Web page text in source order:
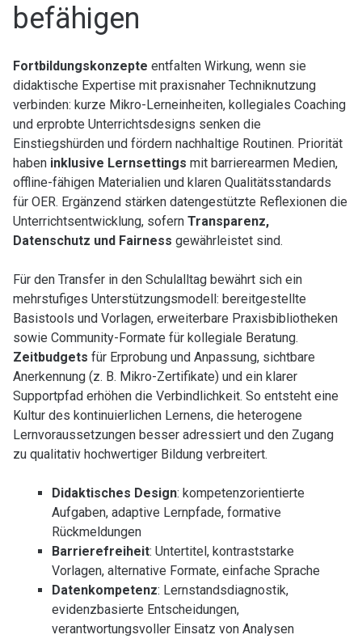
befähigen
Fortbildungskonzepte entfalten Wirkung, wenn sie
didaktische Expertise mit praxisnaher Techniknutzung
verbinden: kurze Mikro-Lerneinheiten, kollegiales Coaching
und erprobte Unterrichtsdesigns senken die
Einstiegshürden und fördern nachhaltige Routinen. Priorität
haben inklusive Lernsettings mit barrierearmen Medien,
offline-fähigen Materialien und klaren Qualitätsstandards
für OER. Ergänzend stärken datengestützte Reflexionen die
Unterrichtsentwicklung, sofern Transparenz,
Datenschutz und Fairness gewährleistet sind.
Für den Transfer in den Schulalltag bewährt sich ein
mehrstufiges Unterstützungsmodell: bereitgestellte
Basistools und Vorlagen, erweiterbare Praxisbibliotheken
sowie Community-Formate für kollegiale Beratung.
Zeitbudgets für Erprobung und Anpassung, sichtbare
Anerkennung (z. B. Mikro-Zertifikate) und ein klarer
Supportpfad erhöhen die Verbindlichkeit. So entsteht eine
Kultur des kontinuierlichen Lernens, die heterogene
Lernvoraussetzungen besser adressiert und den Zugang
zu qualitativ hochwertiger Bildung verbreitert.
Didaktisches Design: kompetenzorientierte
Aufgaben, adaptive Lernpfade, formative
Rückmeldungen
Barrierefreiheit: Untertitel, kontraststarke
Vorlagen, alternative Formate, einfache Sprache
Datenkompetenz: Lernstandsdiagnostik,
evidenzbasierte Entscheidungen,
verantwortungsvoller Einsatz von Analysen